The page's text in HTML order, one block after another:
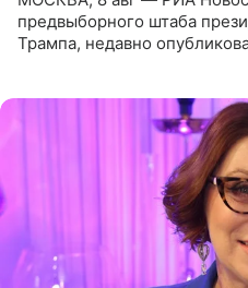
предвыборного штаба
Трампа, недавно